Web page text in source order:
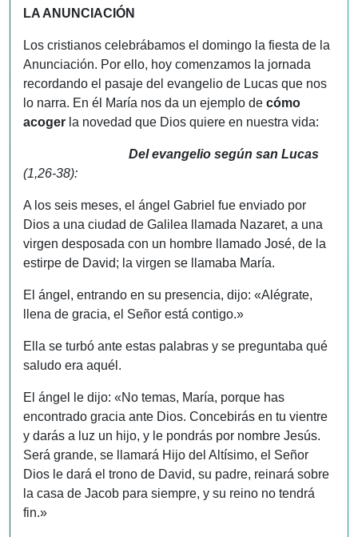
LA ANUNCIACIÓN
Los cristianos celebrábamos el domingo la fiesta de la
Anunciación. Por ello, hoy comenzamos la jornada
recordando el pasaje del evangelio de Lucas que nos
lo narra. En él María nos da un ejemplo de cómo
acoger la novedad que Dios quiere en nuestra vida:
Del evangelio según san Lucas
(1,26-38):
A los seis meses, el ángel Gabriel fue enviado por
Dios a una ciudad de Galilea llamada Nazaret, a una
virgen desposada con un hombre llamado José, de la
estirpe de David; la virgen se llamaba María.
El ángel, entrando en su presencia, dijo: «Alégrate,
llena de gracia, el Señor está contigo.»
Ella se turbó ante estas palabras y se preguntaba qué
saludo era aquél.
El ángel le dijo: «No temas, María, porque has
encontrado gracia ante Dios. Concebirás en tu vientre
y darás a luz un hijo, y le pondrás por nombre Jesús.
Será grande, se llamará Hijo del Altísimo, el Señor
Dios le dará el trono de David, su padre, reinará sobre
la casa de Jacob para siempre, y su reino no tendrá
fin.»